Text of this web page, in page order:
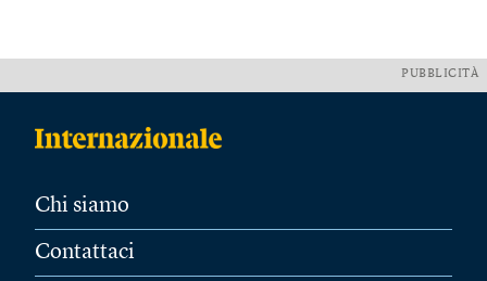
PUBBLICITÀ
Chi siamo
Contattaci